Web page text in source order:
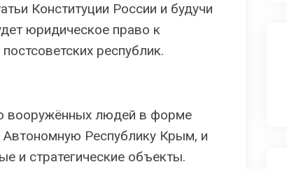
Конституции России и будучи
юридическое право к
республик.
вооружённых людей в форме
Автономную Республику Крым, и
и стратегические объекты.